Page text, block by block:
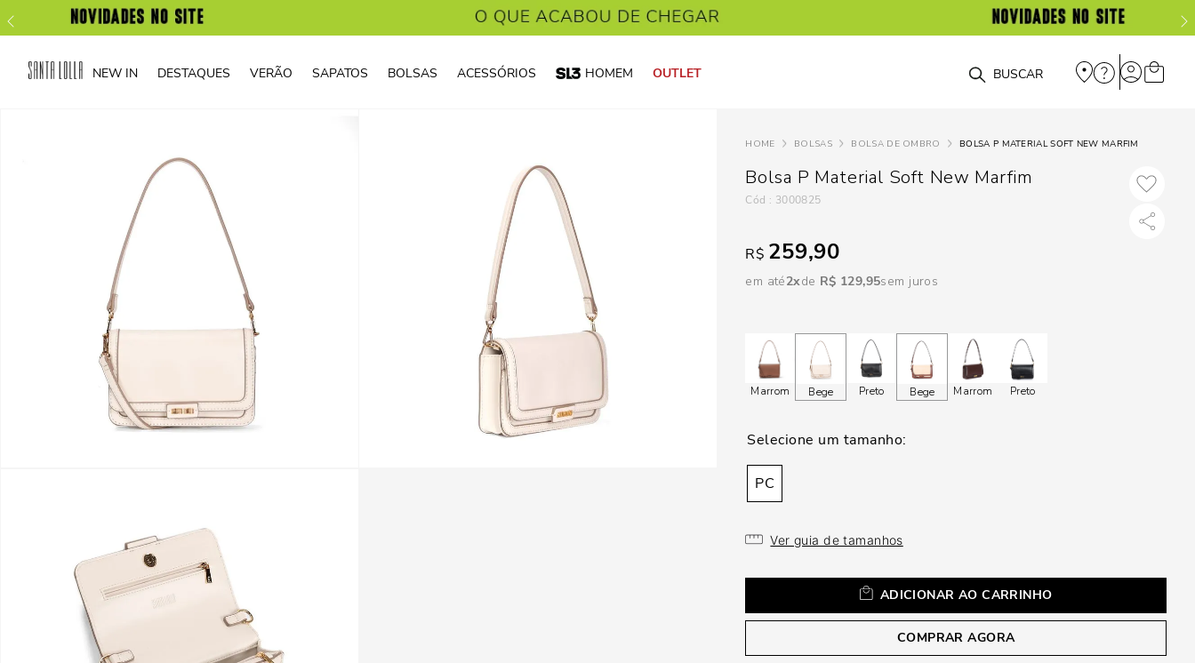
NEW IN DESTAQUES VERÃO SAPATOS BOLSAS ACESSÓRIOS HOMEM OUTLET O que você está procurando?
BOLSAS BOLSA DE OMBRO BOLSA P MATERIAL SOFT NEW MARFIM
Bolsa P Material Soft New Marfim
: 3000825
R$ 259,90
em até2 R$ 129,95sem juros
Marrom Bege Preto Bege Marrom Preto
PC
Ver guia de tamanhos
ADICIONAR AO CARRINHO
COMPRAR AGORA